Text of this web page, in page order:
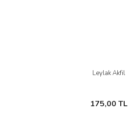
Leylak Akfil
175,00 TL
İncele
Sepete Ekle